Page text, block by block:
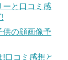
ーと口コミ感
供の顔画像予
口コミ感想と